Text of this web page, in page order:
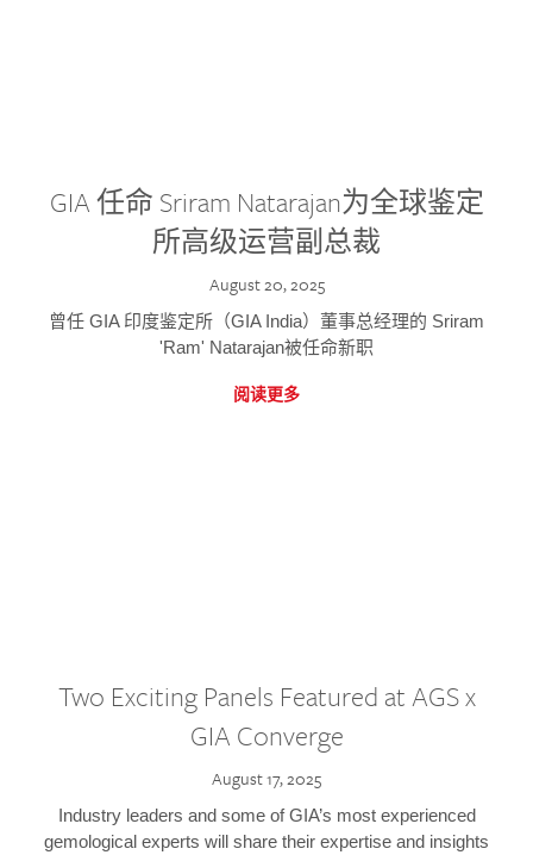
GIA 任命 Sriram Natarajan为全球鉴定
所高级运营副总裁
August 20, 2025
曾任 GIA 印度鉴定所（GIA India）董事总经理的 Sriram
'Ram' Natarajan被任命新职
阅读更多
Two Exciting Panels Featured at AGS x
GIA Converge
August 17, 2025
Industry leaders and some of GIA’s most experienced
gemological experts will share their expertise and insights